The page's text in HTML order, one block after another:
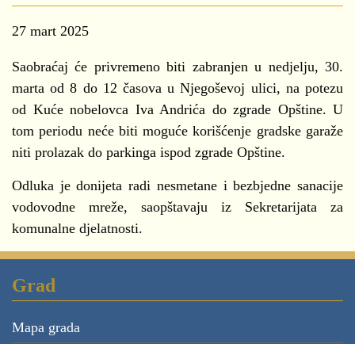
27 mart 2025
Saobraćaj će privremeno biti zabranjen u nedjelju, 30.
marta od 8 do 12 časova u Njegoševoj ulici, na potezu
od Kuće nobelovca Iva Andrića do zgrade Opštine. U
tom periodu neće biti moguće korišćenje gradske garaže
niti prolazak do parkinga ispod zgrade Opštine.
Odluka je donijeta radi nesmetane i bezbjedne sanacije
vodovodne mreže, saopštavaju iz Sekretarijata za
komunalne djelatnosti.
Grad
Mapa grada